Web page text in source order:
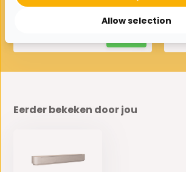
Eerder bekeken door jou
Allow selection